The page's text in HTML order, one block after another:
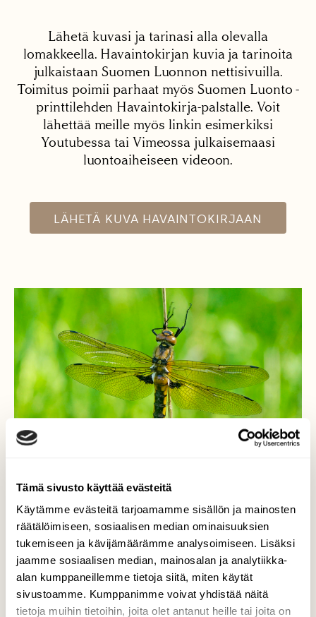
Tämä sivusto käyttää evästeitä
Käytämme evästeitä tarjoamamme sisällön ja mainosten
räätälöimiseen, sosiaalisen median ominaisuuksien
tukemiseen ja kävijämäärämme analysoimiseen. Lisäksi
jaamme sosiaalisen median, mainosalan ja analytiikka-
alan kumppaneillemme tietoja siitä, miten käytät
sivustoamme. Kumppanimme voivat yhdistää näitä
tietoja muihin tietoihin, joita olet antanut heille tai joita on
Lähetä kuvasi ja tarinasi alla olevalla
lomakkeella. Havaintokirjan kuvia ja tarinoita
julkaistaan Suomen Luonnon nettisivuilla.
Toimitus poimii parhaat myös Suomen Luonto -
printtilehden Havaintokirja-palstalle. Voit
lähettää meille myös linkin esimerkiksi
Youtubessa tai Vimeossa julkaisemaasi
luontoaiheiseen videoon.
LÄHETÄ KUVA HAVAINTOKIRJAAN
Liitokorento